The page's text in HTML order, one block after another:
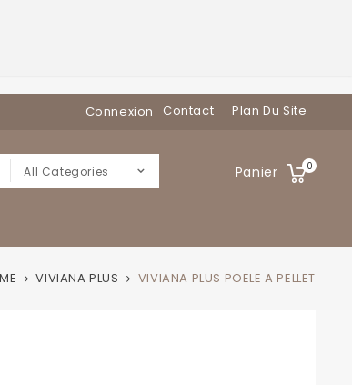
Contact Plan Du Site
Connexion
Panier 0
All Categories
VIVIANA PLUS VIVIANA PLUS POELE A PELLET